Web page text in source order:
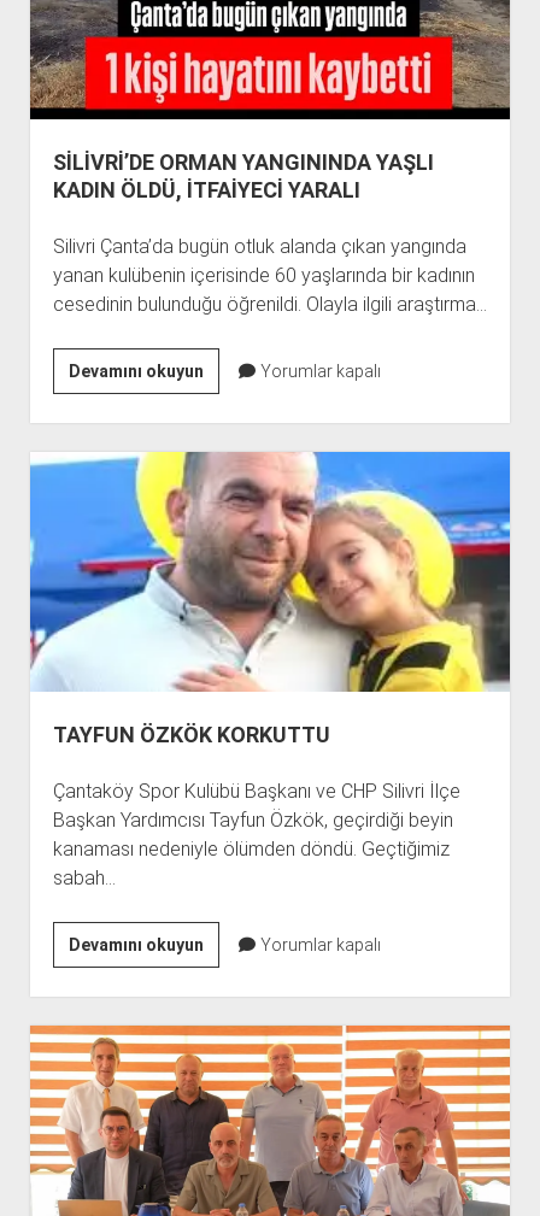
SİLİVRİ’DE ORMAN YANGININDA YAŞLI
KADIN ÖLDÜ, İTFAİYECİ YARALI
Silivri Çanta’da bugün otluk alanda çıkan yangında
yanan kulübenin içerisinde 60 yaşlarında bir kadının
cesedinin bulunduğu öğrenildi. Olayla ilgili araştırma…
Devamını okuyunSİLİVRİ’DE
ORMAN
YANGININDA
YAŞLI
KADIN
ÖLDÜ,
İTFAİYECİ
YARALI
Yorumlar kapalı
TAYFUN ÖZKÖK KORKUTTU
Çantaköy Spor Kulübü Başkanı ve CHP Silivri İlçe
Başkan Yardımcısı Tayfun Özkök, geçirdiği beyin
kanaması nedeniyle ölümden döndü. Geçtiğimiz
sabah…
Devamını okuyunTAYFUN
ÖZKÖK
KORKUTTU
Yorumlar kapalı